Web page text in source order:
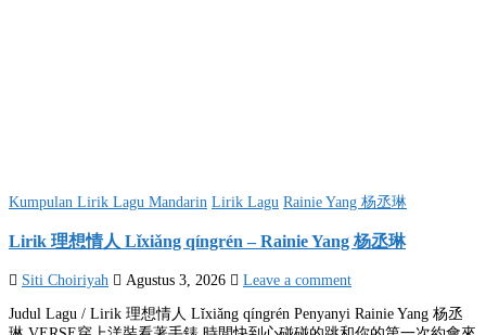
Posted
Kumpulan Lirik Lagu Mandarin Lirik Lagu Rainie Yang 杨丞琳
Lirik 理想情人 Lǐxiǎng qíngrén – Rainie Yang 杨丞琳
Siti Choiriyah Agustus 3, 2026 Leave a comment
Judul Lagu / Lirik 理想情人 Lǐxiǎng qíngrén Penyanyi Rainie Yang 杨丞